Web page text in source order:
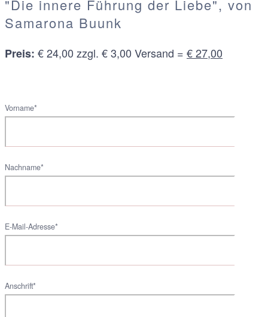
"Die innere Führung der Liebe", von
Samarona Buunk
Preis: € 24,00 zzgl. € 3,00 Versand = € 27,00
Vorname*
Nachname*
E-Mail-Adresse*
Anschrift*